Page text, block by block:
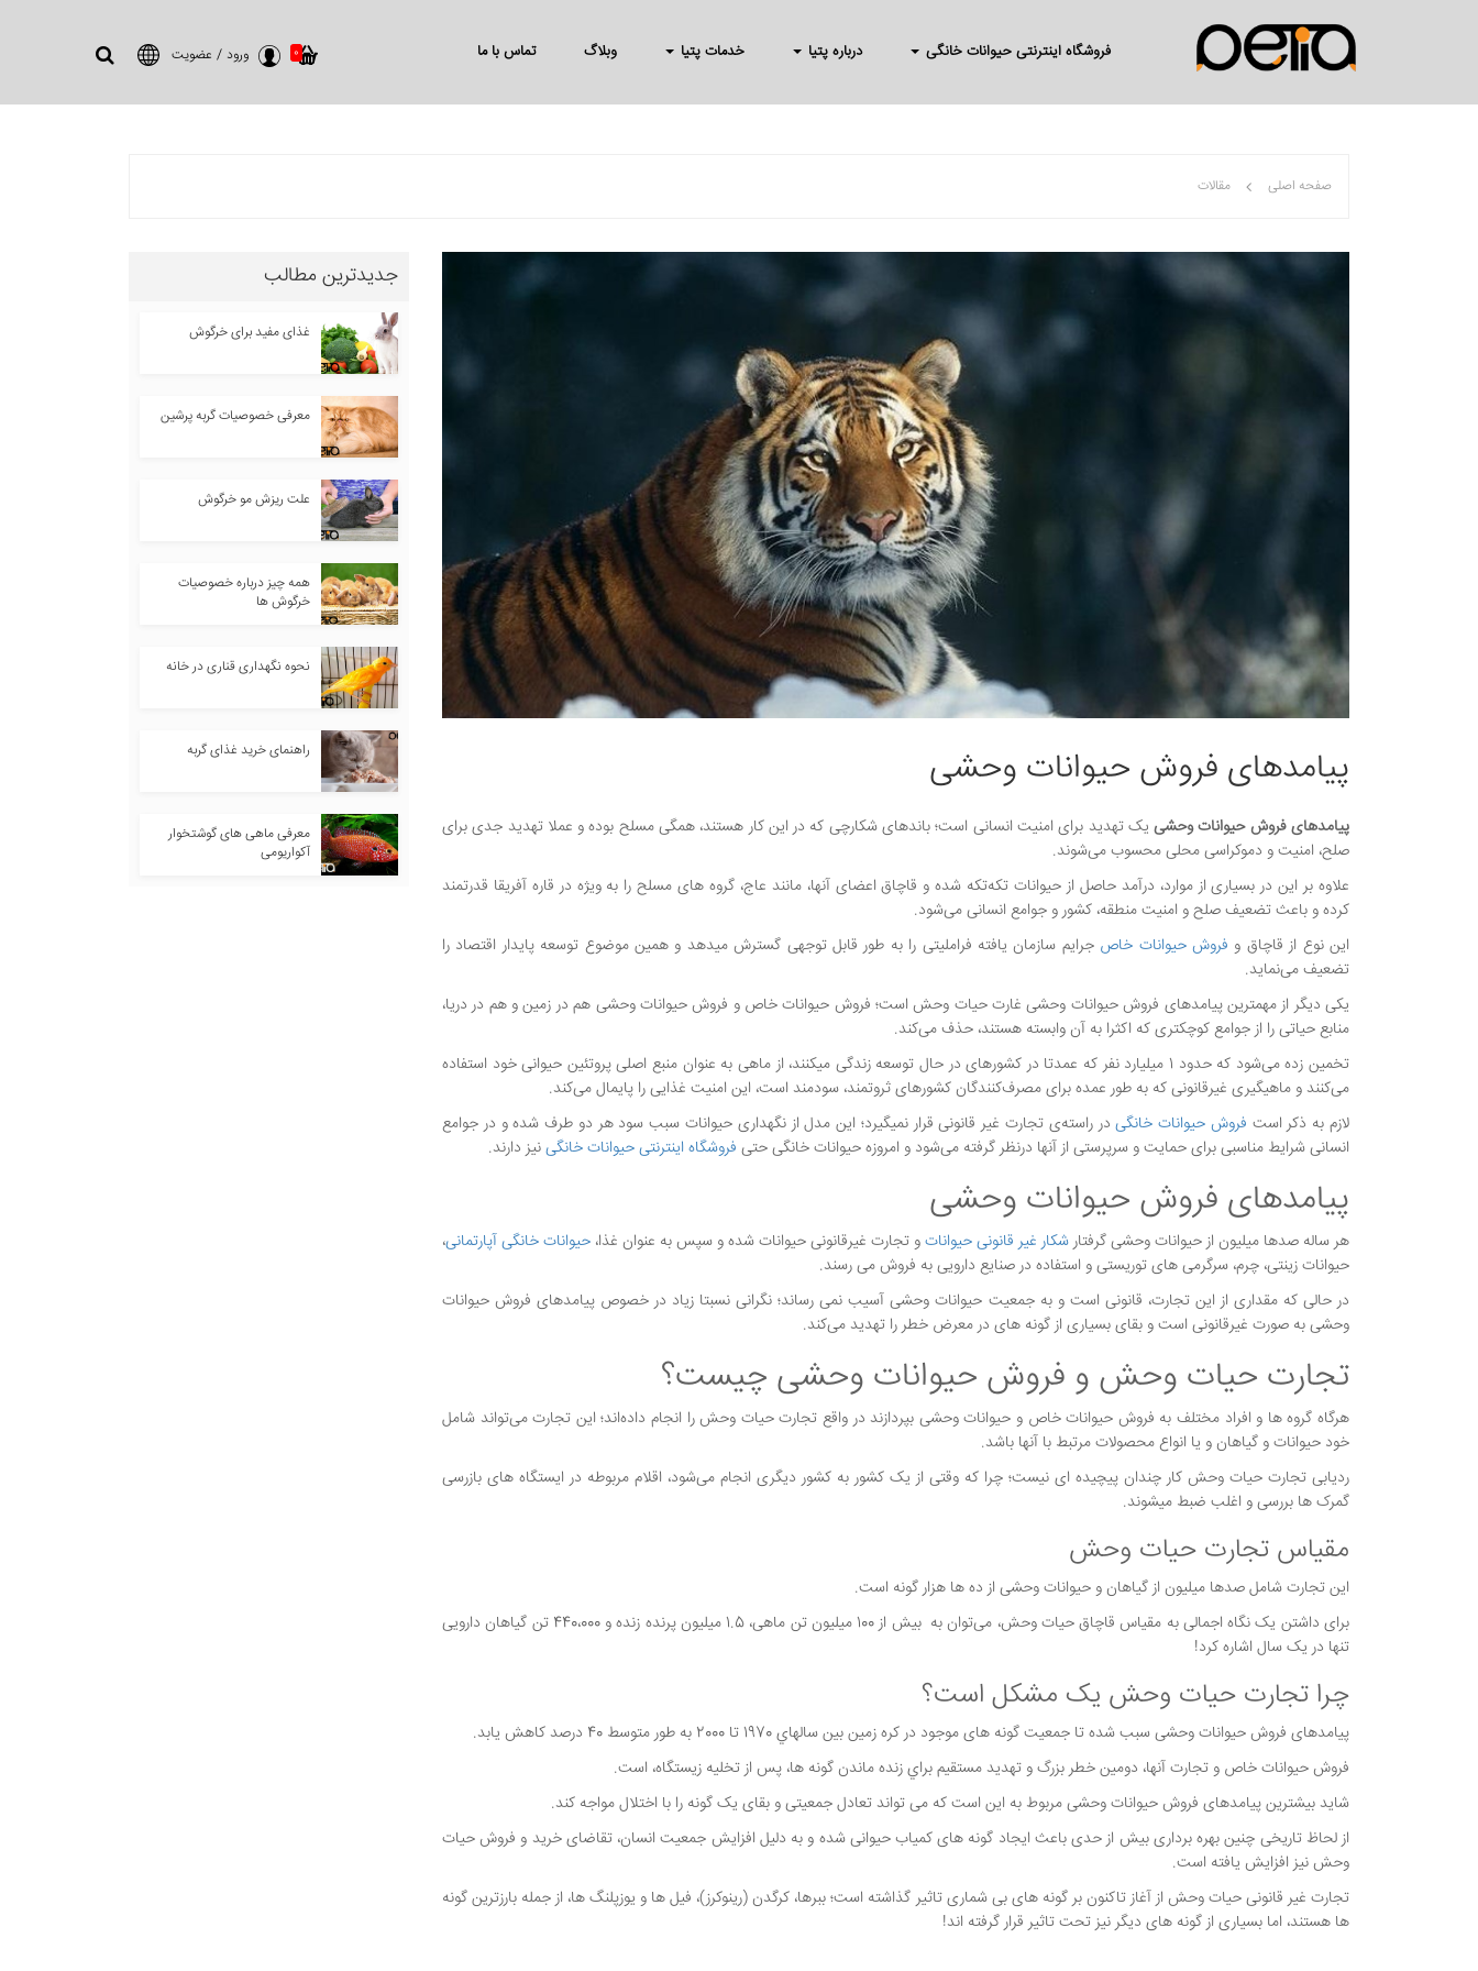
فروشگاه اینترنتی حیوانات خانگی درباره پتیا خدمات پتیا وبلاگ تماس با ما 0 ورود / عضویت
صفحه اصلی مقالات
پیامدهای فروش حیوانات وحشی
پیامدهای فروش حیوانات وحشییک تهدید برای امنیت انسانی است؛ باندهای شکارچی که در این کار هستند، همگی مسلح بوده و عملا تهدید جدی برای
صلح، امنیت و دموکراسی محلی محسوب می‌شوند.
علاوه بر این در بسیاری از موارد، درآمد حاصل از حیوانات تکه‌تکه شده و قاچاق اعضای آنها، مانند عاج، گروه های مسلح را به ویژه در قاره آفریقا قدرتمند
کرده و باعث تضعیف صلح و امنیت منطقه، کشور و جوامع انسانی می‌شود.
این نوع از قاچاق و فروش حیوانات خاص جرایم سازمان یافته فراملیتی را به طور قابل توجهی گسترش میدهد و همین موضوع توسعه پایدار اقتصاد را
تضعیف می‌نماید.
یکی دیگر از مهمترین پیامدهای فروش حیوانات وحشی غارت حیات وحش است؛ فروش حیوانات خاص و فروش حیوانات وحشی هم در زمین و هم در دریا،
منابع حیاتی را از جوامع کوچکتری که اکثرا به آن وابسته هستند، حذف می‌کند.
تخمین زده می‌شود که حدود 1 میلیارد نفر که عمدتا در کشورهای در حال توسعه زندگی میکنند، از ماهی به عنوان منبع اصلی پروتئین حیوانی خود استفاده
می‌کنند و ماهیگیری غیرقانونی که به طور عمده برای مصرف‌کنندگان کشورهای ثروتمند، سودمند است، این امنیت غذایی را پایمال می‌کند.
لازم به ذکر است فروش حیوانات خانگیدر راسته‌ی تجارت غیر قانونی قرار نمیگیرد؛ این مدل از نگهداری حیوانات سبب سود هر دو طرف شده و در جوامع
انسانی شرایط مناسبی برای حمایت و سرپرستی از آنها درنظر گرفته می‌شود و امروزه حیوانات خانگی حتی فروشگاه اینترنتی حیوانات خانگینیز دارند.
پیامدهای فروش حیوانات وحشی
هر ساله صدها میلیون از حیوانات وحشی گرفتارشکار غیر قانونی حیواناتو تجارت غیرقانونی حیوانات شده و سپس به عنوان غذا، حیوانات خانگی آپارتمانی،
حیوانات زینتی، چرم، سرگرمی های توریستی و استفاده در صنایع دارویی به فروش می رسند.
در حالی که مقداری از این تجارت، قانونی است و به جمعیت حیوانات وحشی آسیب نمی رساند؛ نگرانی نسبتا زیاد در خصوص پیامدهای فروش حیوانات
وحشی به صورت غیرقانونی است و بقای بسیاری از گونه های در معرض خطر را تهدید می‌کند.
تجارت حیات وحش و فروش حیوانات وحشی چیست؟
هرگاه گروه ها و افراد مختلف به فروش حیوانات خاص و حیوانات وحشی بپردازند در واقع تجارت حیات وحش را انجام داده‌اند؛ این تجارت می‌تواند شامل
خود حیوانات و گیاهان و یا انواع محصولات مرتبط با آنها باشد.
ردیابی تجارت حیات وحش کار چندان پیچیده ای نیست؛ چرا که وقتی از یک کشور به کشور دیگری انجام می‌شود، اقلام مربوطه در ایستگاه های بازرسی
گمرک ها بررسی و اغلب ضبط میشوند.
مقیاس تجارت حیات وحش
این تجارت شامل صدها میلیون از گیاهان و حیوانات وحشی از ده ها هزار گونه است.
برای داشتن یک نگاه اجمالی به مقیاس قاچاق حیات وحش، می‌توان به بیش از 100 میلیون تن ماهی، 1.5 میلیون پرنده زنده و 440،000 تن گیاهان دارویی
تنها در یک سال اشاره کرد!
چرا تجارت حیات وحش یک مشکل است؟
پیامدهای فروش حیوانات وحشی سبب شده تا جمعيت گونه های موجود در کره زمين بين سالهاي 1970 تا 2000 به طور متوسط 40 درصد کاهش یابد.
فروش حیوانات خاص و تجارت آنها، دومين خطر بزرگ و تهديد مستقيم براي زنده ماندن گونه ها، پس از تخليه زيستگاه، است.
شاید بیشترین پیامدهای فروش حیوانات وحشی مربوط به این است که می تواند تعادل جمعیتی و بقای یک گونه را با اختلال مواجه کند.
از لحاظ تاریخی چنین بهره برداری بیش از حدی باعث ایجاد گونه های کمیاب حیوانی شده و به دلیل افزایش جمعیت انسان، تقاضای خرید و فروش حیات
وحش نیز افزایش یافته است.
تجارت غیر قانونی حیات وحش از آغاز تاکنون بر گونه های بی شماری تاثیر گذاشته است؛ ببرها، کرگدن (رینوکرز)، فیل ها و یوزپلنگ ها، از جمله بارزترین گونه
ها هستند، اما بسیاری از گونه های دیگر نیز تحت تاثیر قرار گرفته اند!
جدیدترین مطالب
غذای مفید برای خرگوش
معرفی خصوصیات گربه پرشین
علت ریزش مو خرگوش
همه چیز درباره خصوصیات
خرگوش ها
نحوه نگهداری قناری در خانه
راهنمای خرید غذای گربه
معرفی ماهی های گوشتخوار
آکواریومی